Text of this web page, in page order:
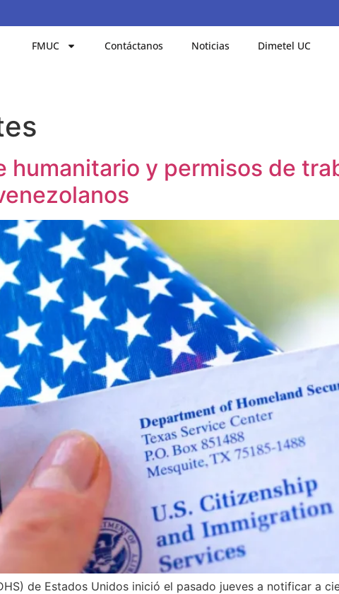
FMUC Contáctanos Noticias Dimetel UC
humanitario y permisos de
de Estados Unidos inició el pasado jueves a notificar a